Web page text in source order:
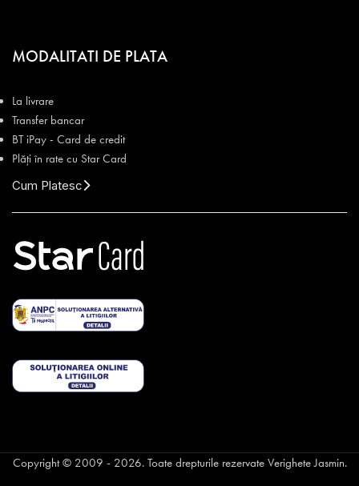
MODALITATI DE PLATA
La livrare
Transfer bancar
BT iPay - Card de credit
Plăți în rate cu Star Card
Cum Platesc
Copyright © 2009 - 2026. Toate drepturile rezervate Verighete Jasmin.